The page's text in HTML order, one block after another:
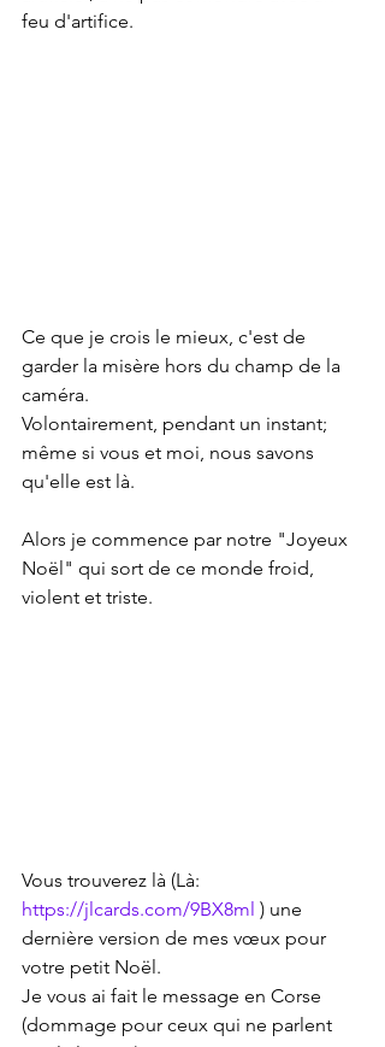
feu d'artifice.
Ce que je crois le mieux, c'est de
garder la misère hors du champ de la
caméra.
Volontairement, pendant un instant;
même si vous et moi, nous savons
qu'elle est là.
Alors je commence par notre "Joyeux
Noël" qui sort de ce monde froid,
violent et triste.
Vous trouverez là (Là:
https://jlcards.com/9BX8ml ) une
dernière version de mes vœux pour
votre petit Noël.
Je vous ai fait le message en Corse
(dommage pour ceux qui ne parlent